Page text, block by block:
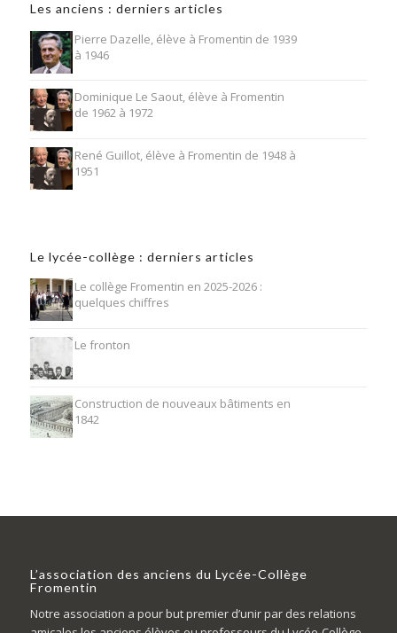
Les anciens : derniers articles
Pierre Dazelle, élève à Fromentin de 1939
à 1946
Dominique Le Saout, élève à Fromentin
de 1962 à 1972
René Guillot, élève à Fromentin de 1948 à
1951
Le lycée-collège : derniers articles
Le collège Fromentin en 2025-2026 :
quelques chiffres
Le fronton
Construction de nouveaux bâtiments en
1842
L’association des anciens du Lycée-Collège
Fromentin
Notre association a pour but premier d’unir par des relations